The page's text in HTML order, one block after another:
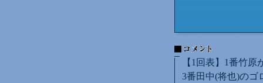
【1回表】1番竹
3番田中(将也)のゴ